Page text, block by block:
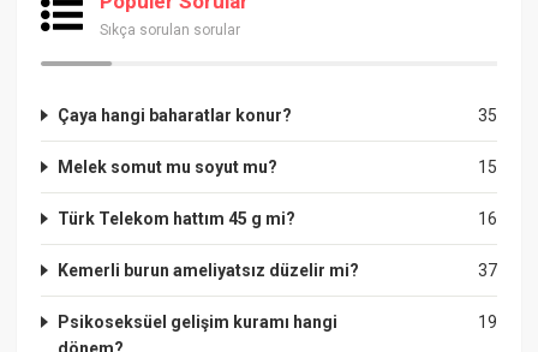
Sıkça sorulan sorular
35
Çaya hangi baharatlar konur?
15
Melek somut mu soyut mu?
16
Türk Telekom hattım 45 g mi?
37
Kemerli burun ameliyatsız düzelir mi?
19
Psikoseksüel gelişim kuramı hangi
dönem?